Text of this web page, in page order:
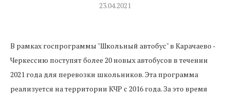
23.04.2021
В рамках госпрограммы "Школьный автобус" в Карачаево -
Черкессию поступят более 20 новых автобусов в течении
2021 года для перевозки школьников. Эта программа
реализуется на территории КЧР с 2016 года. За это время